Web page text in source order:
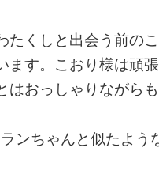
たくしと出会う前の
ます。こおり様は頑
はおっしゃりながら
ンちゃんと似たよう